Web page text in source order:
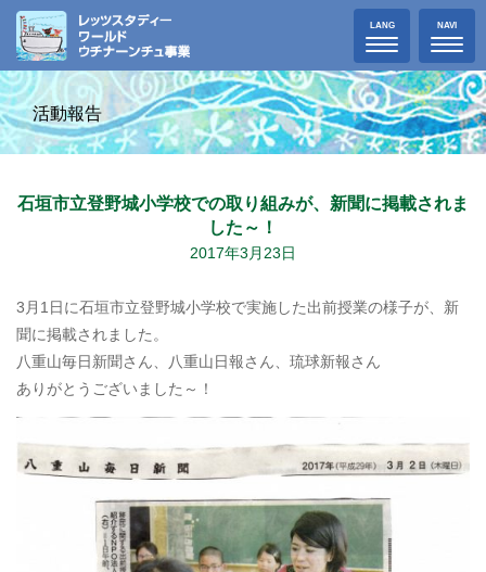
Toggle
navigation
LANG
Toggle
NAVI
活動報告
石垣市立登野城小学校での取り組みが、新聞に掲載されま
した～！
2017年3月23日
3月1日に石垣市立登野城小学校で実施した出前授業の様子が、新
聞に掲載されました。
八重山毎日新聞さん、八重山日報さん、琉球新報さん
ありがとうございました～！